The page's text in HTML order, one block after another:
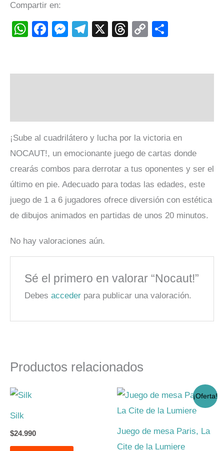
Compartir en:
WhatsApp
Facebook
Messenger
Telegram
X Threads
Copy
¡Sube al cuadrilátero y lucha por la victoria en
NOCAUT!, un emocionante juego de cartas donde
crearás combos para derrotar a tus oponentes y ser el
último en pie. Adecuado para todas las edades, este
juego de 1 a 6 jugadores ofrece diversión con estética
de dibujos animados en partidas de unos 20 minutos.
No hay valoraciones aún.
Sé el primero en valorar “Nocaut!”
Debesacceder para publicar una valoración.
Productos relacionados
Silk
$24.990
¡Oferta!
Juego de mesa Paris, La
Cite de la Lumiere
El
original
$23.990.
El
actual
$19.990.